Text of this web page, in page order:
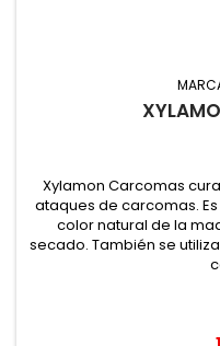
Xylamon Carcomas
ataques de carcomas.
color natural de la
secado. También se